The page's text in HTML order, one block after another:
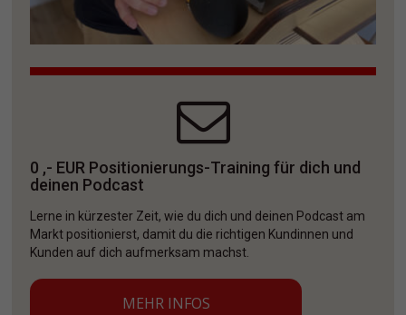
0 ,- EUR Positionierungs-Training für dich und
deinen Podcast
Lerne in kürzester Zeit, wie du dich und deinen Podcast am
Markt positionierst, damit du die richtigen Kundinnen und
Kunden auf dich aufmerksam machst.
MEHR INFOS